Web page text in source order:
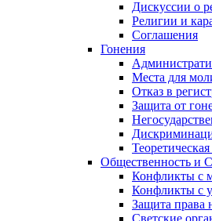
Дискуссии о
Религии и
Соглашения
Гонения
Места для
Отказ в
Защита от
Общественность и
Конфликты с
Конфликты с
Защита права